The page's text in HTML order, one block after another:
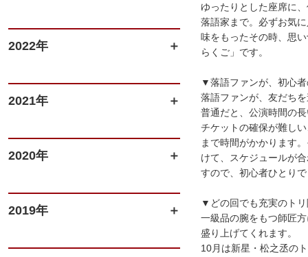
2022年
2021年
2020年
2019年
ゆったりとした座席に
落語家まで。必ずお気
味をもったその時、思
らくご」です。
▼落語ファンが、初心
落語ファンが、友だち
普通だと、公演時間の
チケットの確保が難し
まで時間がかかります
けて、スケジュールが
すので、初心者ひとり
▼どの回でも充実のト
一級品の腕をもつ師匠
盛り上げてくれます。
10月は新星・松之丞の